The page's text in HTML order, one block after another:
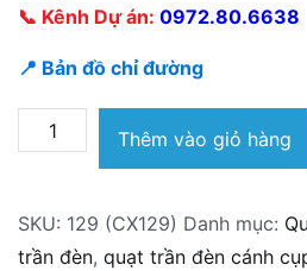
📞 Kênh Dự án: 0972.80.6638
📍 Bản đồ chỉ đường
Quạt
trần
Redsun
129
Thêm vào giỏ hàng
SKU: 129 (CX129) Danh mục:
trần đèn, quạt trần đèn cánh